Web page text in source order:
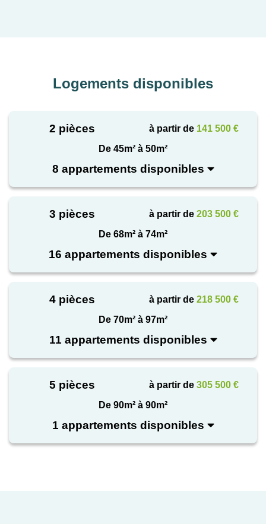
Logements disponibles
2 pièces à partir de 141 500 €
De 45m² à 50m²
8 appartements disponibles
3 pièces à partir de 203 500 €
De 68m² à 74m²
16 appartements disponibles
4 pièces à partir de 218 500 €
De 70m² à 97m²
11 appartements disponibles
5 pièces à partir de 305 500 €
De 90m² à 90m²
1 appartements disponibles